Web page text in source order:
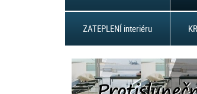
ZATEPLENÍ interiéru